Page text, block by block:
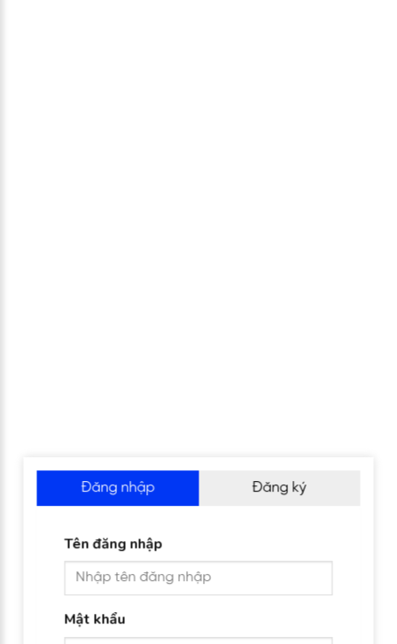
Đăng nhập Đăng ký
Tên đăng nhập
Mật khẩu